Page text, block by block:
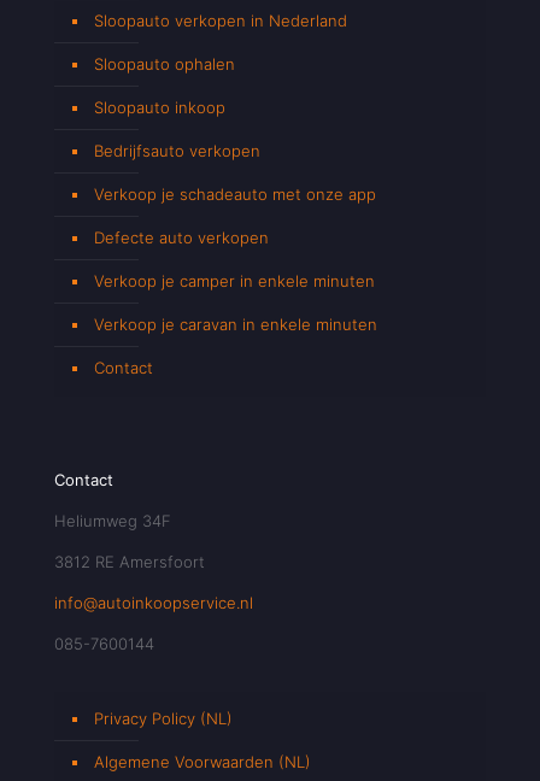
Sloopauto verkopen in Nederland
Sloopauto ophalen
Sloopauto inkoop
Bedrijfsauto verkopen
Verkoop je schadeauto met onze app
Defecte auto verkopen
Verkoop je camper in enkele minuten
Verkoop je caravan in enkele minuten
Contact
Contact
Heliumweg 34F
3812 RE Amersfoort
info@autoinkoopservice.nl
085-7600144
Privacy Policy (NL)
Algemene Voorwaarden (NL)